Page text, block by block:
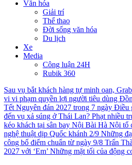
Văn hóa
Giải trí
Thể thao
Đời sống văn hóa
Du lịch
Xe
Media
Công luận 24H
Rubik 360
Sau vụ bắt khách hàng tự minh oan,
vi vi phạm quyền lợi người tiêu dùng
Tết Nguyên đán 2027 trong 7 ngày Điều
đến vụ xả súng ở Thái Lan? Phạt nhiều
kéo khách tại sân bay Nội Bài Hà Nội tổ
nghệ thuật dịp Quốc khánh 2/9 Những
công bố điểm chuẩn từ ngày 9/8 Trấn
2027 với ‘Em’ Những mặt tối của động